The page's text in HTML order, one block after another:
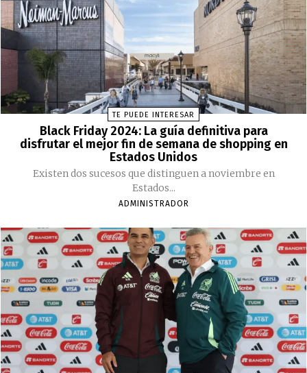
TE PUEDE INTERESAR
Black Friday 2024: La guía definitiva para
disfrutar el mejor fin de semana de shopping en
Estados Unidos
Existen dos sucesos que distinguen a noviembre en
Estados...
ADMINISTRADOR